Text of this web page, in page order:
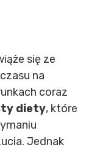
się ze
na
coraz
diety, które
Jednak